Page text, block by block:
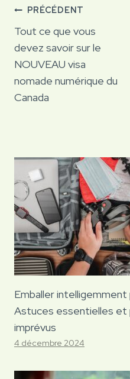
Navigation
de
l’article
PRÉCÉDENT
Tout ce que vous
devez savoir sur le
NOUVEAU visa
nomade numérique du
Canada
Emballer
Astuces essentielles et
imprévus
4 décembre 2024